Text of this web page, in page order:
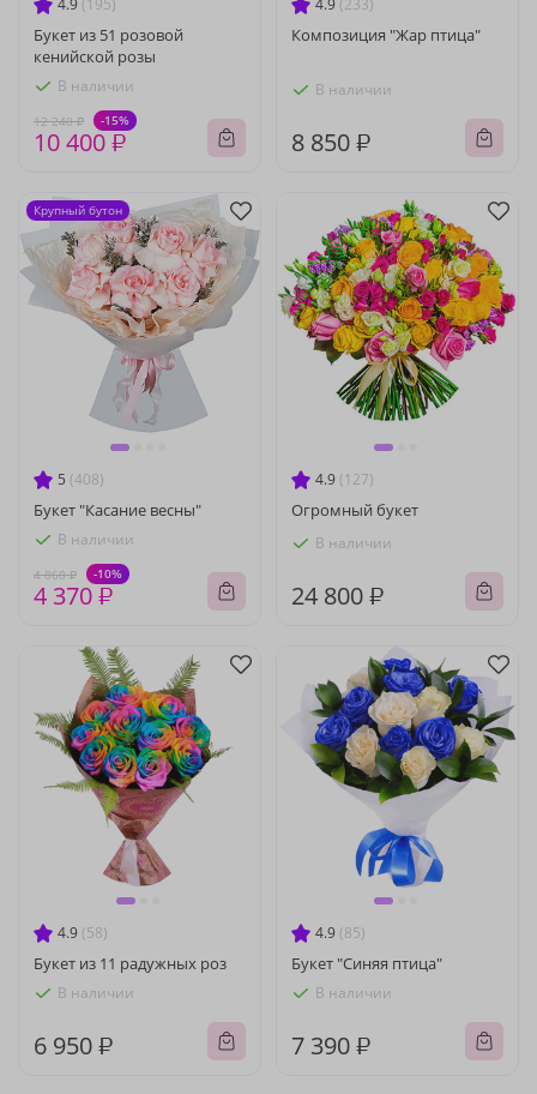
4.9 (195)
Букет из 51 розовой
кенийской розы
В наличии
12 240 ₽ -15%
10 400 ₽
4.9 (233)
Композиция "Жар птица"
В наличии
8 850 ₽
5 (408)
Букет "Касание весны"
В наличии
4 860 ₽ -10%
4 370 ₽
Крупный бутон
4.9 (127)
Огромный букет
В наличии
24 800 ₽
4.9 (58)
Букет из 11 радужных роз
В наличии
6 950 ₽
4.9 (85)
Букет "Синяя птица"
В наличии
7 390 ₽